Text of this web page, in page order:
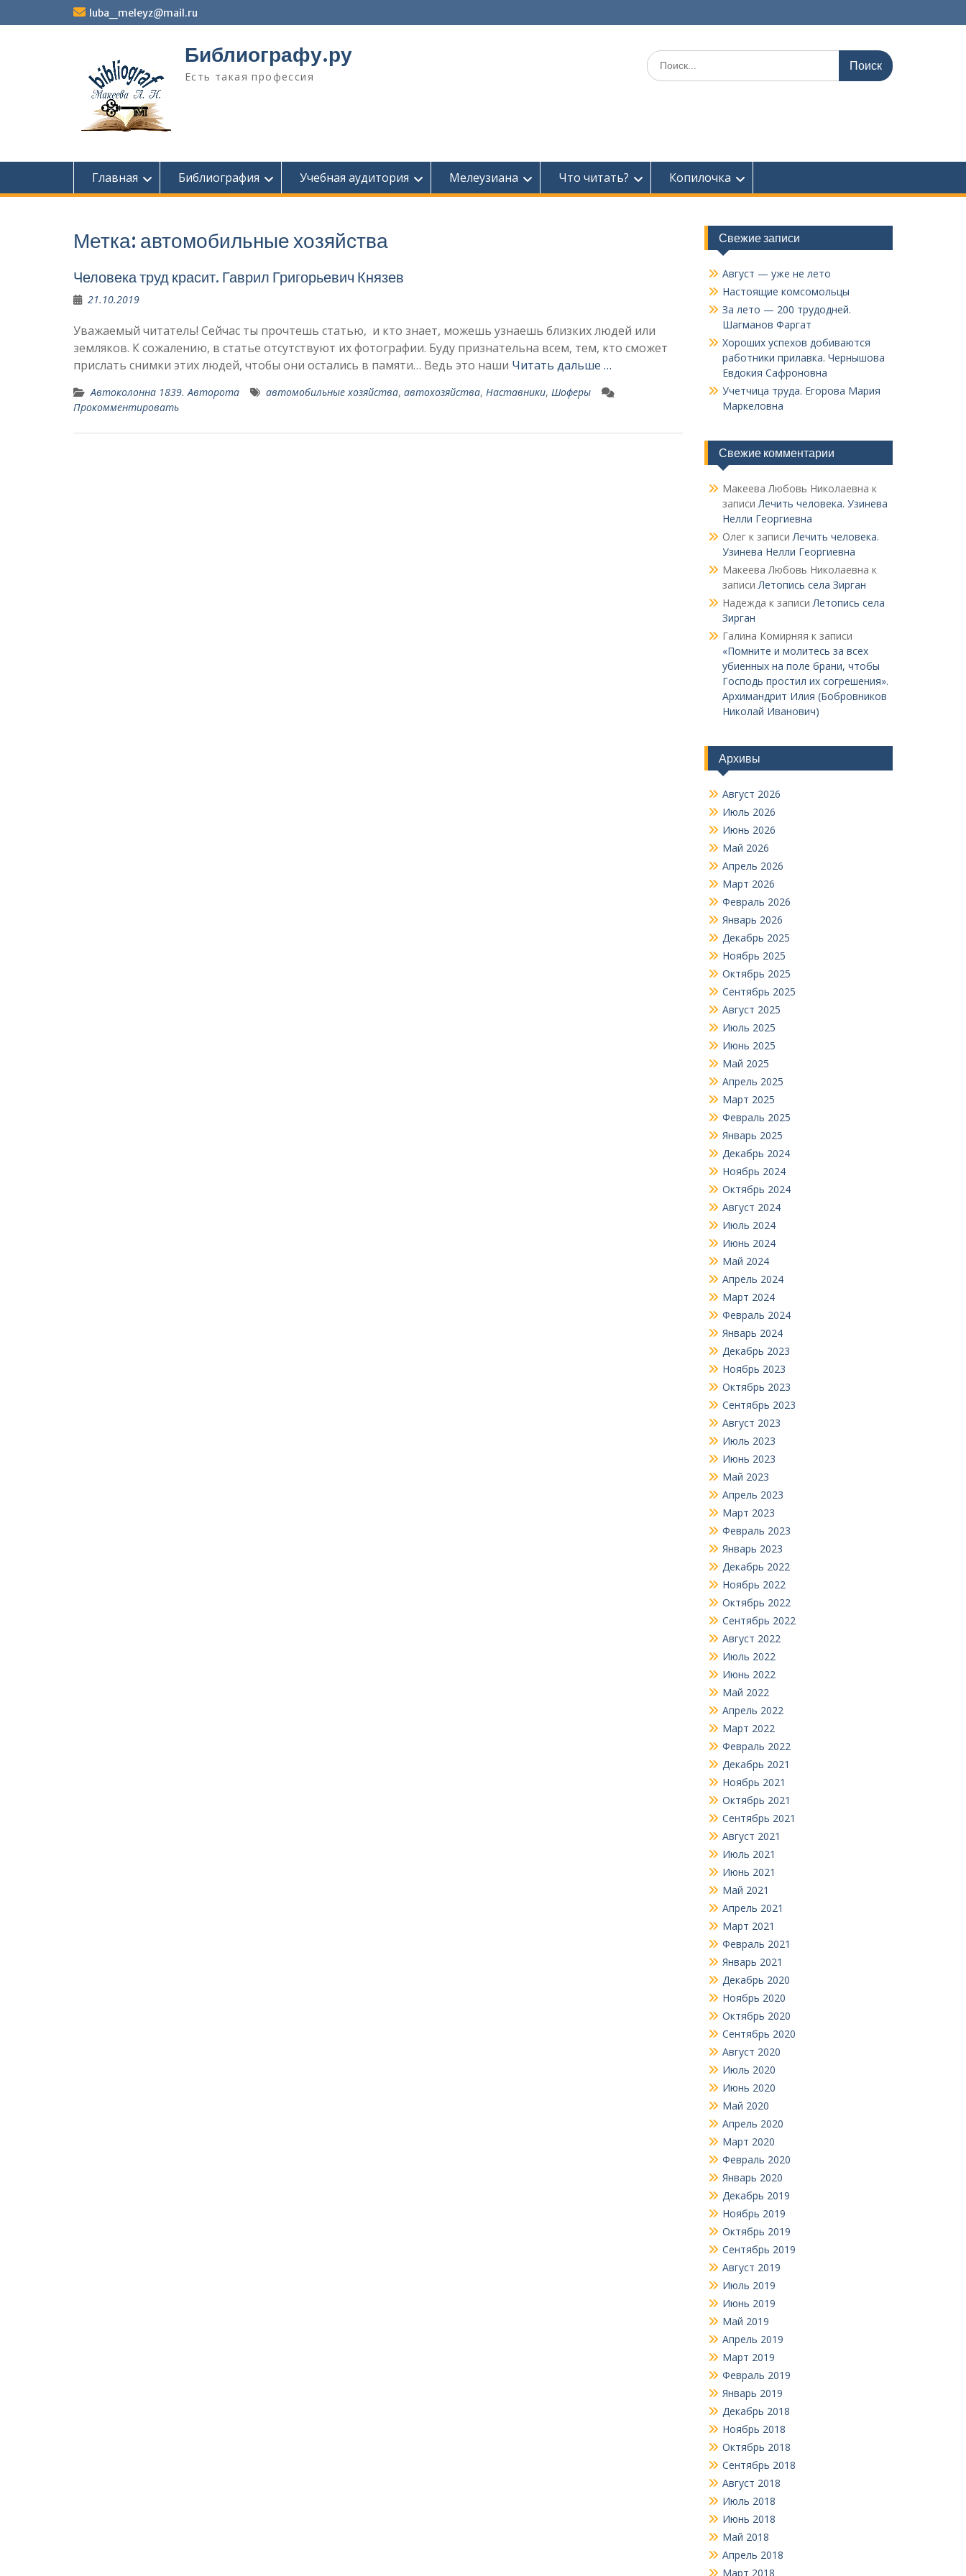
к
luba_meleyz@mail.ru
Библиографу.ру
Есть такая профессия
Поиск
по:
Главная Библиография Учебная аудитория Мелеузиана Что читать? Копилочка
Метка: автомобильные хозяйства
Человека труд красит. Гаврил Григорьевич Князев
21.10.2019
Уважаемый читатель! Сейчас ты прочтешь статью, и кто знает, можешь узнаешь близких людей или
земляков. К сожалению, в статье отсутствуют их фотографии. Буду признательна всем, тем, кто сможет
прислать снимки этих людей, чтобы они остались в памяти… Ведь это наши Читать дальше …
Автоколонна 1839. Авторота автомобильные хозяйства, автохозяйства, Наставники, Шоферы
Прокомментировать
Свежие записи
Август — уже не лето
Настоящие комсомольцы
За лето — 200 трудодней.
Шагманов Фаргат
Хороших успехов добиваются
работники прилавка. Чер­нышова
Евдокия Сафроновна
Учетчица труда. Его­рова Мария
Маркеловна
Свежие комментарии
Макеева Любовь Николаевна к
записиЛечить человека. Узинева
Нелли Георгиевна
Олегк записиЛечить человека.
Узинева Нелли Георгиевна
Макеева Любовь Николаевна к
записиЛетопись села Зирган
Надежда к записиЛетопись села
Зирган
Галина Комирняя к записи
«Помните и молитесь за всех
убиенных на поле брани, чтобы
Господь простил их согрешения».
Архимандрит Илия (Бобровников
Николай Иванович)
Архивы
Август 2026
Июль 2026
Июнь 2026
Май 2026
Апрель 2026
Март 2026
Февраль 2026
Январь 2026
Декабрь 2025
Ноябрь 2025
Октябрь 2025
Сентябрь 2025
Август 2025
Июль 2025
Июнь 2025
Май 2025
Апрель 2025
Март 2025
Февраль 2025
Январь 2025
Декабрь 2024
Ноябрь 2024
Октябрь 2024
Август 2024
Июль 2024
Июнь 2024
Май 2024
Апрель 2024
Март 2024
Февраль 2024
Январь 2024
Декабрь 2023
Ноябрь 2023
Октябрь 2023
Сентябрь 2023
Август 2023
Июль 2023
Июнь 2023
Май 2023
Апрель 2023
Март 2023
Февраль 2023
Январь 2023
Декабрь 2022
Ноябрь 2022
Октябрь 2022
Сентябрь 2022
Август 2022
Июль 2022
Июнь 2022
Май 2022
Апрель 2022
Март 2022
Февраль 2022
Декабрь 2021
Ноябрь 2021
Октябрь 2021
Сентябрь 2021
Август 2021
Июль 2021
Июнь 2021
Май 2021
Апрель 2021
Март 2021
Февраль 2021
Январь 2021
Декабрь 2020
Ноябрь 2020
Октябрь 2020
Сентябрь 2020
Август 2020
Июль 2020
Июнь 2020
Май 2020
Апрель 2020
Март 2020
Февраль 2020
Январь 2020
Декабрь 2019
Ноябрь 2019
Октябрь 2019
Сентябрь 2019
Август 2019
Июль 2019
Июнь 2019
Май 2019
Апрель 2019
Март 2019
Февраль 2019
Январь 2019
Декабрь 2018
Ноябрь 2018
Октябрь 2018
Сентябрь 2018
Август 2018
Июль 2018
Июнь 2018
Май 2018
Апрель 2018
Март 2018